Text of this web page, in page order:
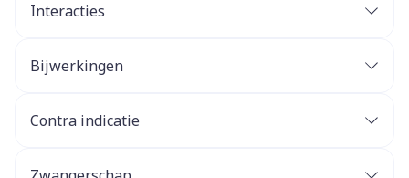
Interacties
Bijwerkingen
Contra indicatie